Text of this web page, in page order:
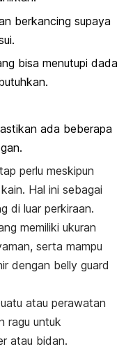
berkancing supaya
bisa menutupi dada
ada beberapa
perlu meskipun
Hal ini sebagai
di luar perkiraan.
memiliki ukuran
serta mampu
dengan belly guard
atau perawatan
ragu untuk
atau bidan.